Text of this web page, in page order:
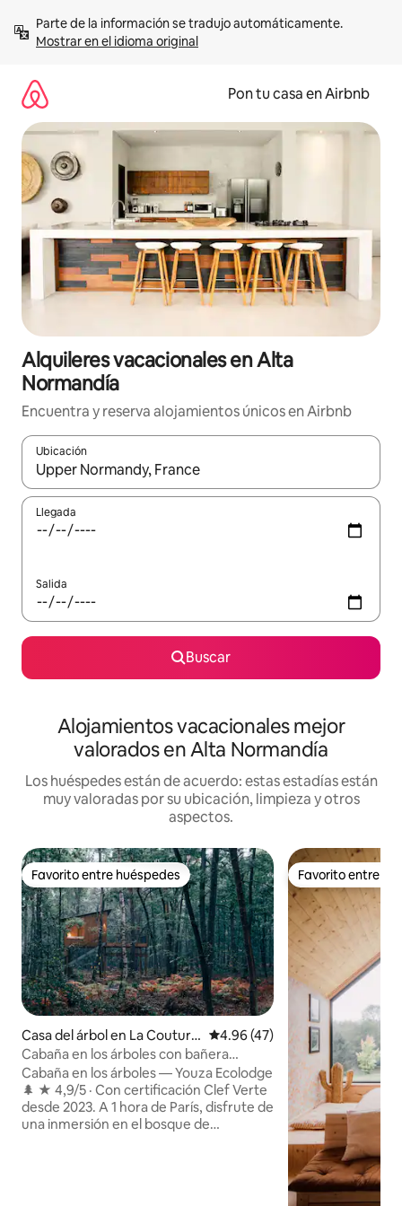
contenidoMostrar en el idioma original
Pon tu casa en Airbnb
Alquileres vacacionales en Alta
Normandía
Encuentra y reserva alojamientos únicos en Airbnb
Ubicación
Cuando los resultados estén disponibles, navega con las
Llegada
Salida
Buscar
Alojamientos vacacionales mejor
valorados en Alta Normandía
Los huéspedes están de acuerdo: estas estadías están
muy valoradas por su ubicación, limpieza y otros
aspectos.
Favorito entre huéspedes
Favorito entre huéspedes
Casa del árbol en La Couture
-Boussey
Calificación promedio: 4.96 de
4.96 (47)
Cabaña en los árboles con bañera
nórdica privada
Cabaña en los árboles — Youza Ecolodge
🌲 ★ 4,9/5 · Con certificación Clef Verte
desde 2023. A 1 hora de París, disfrute de
una inmersión en el bosque de
Favorito entre
Favorito entre